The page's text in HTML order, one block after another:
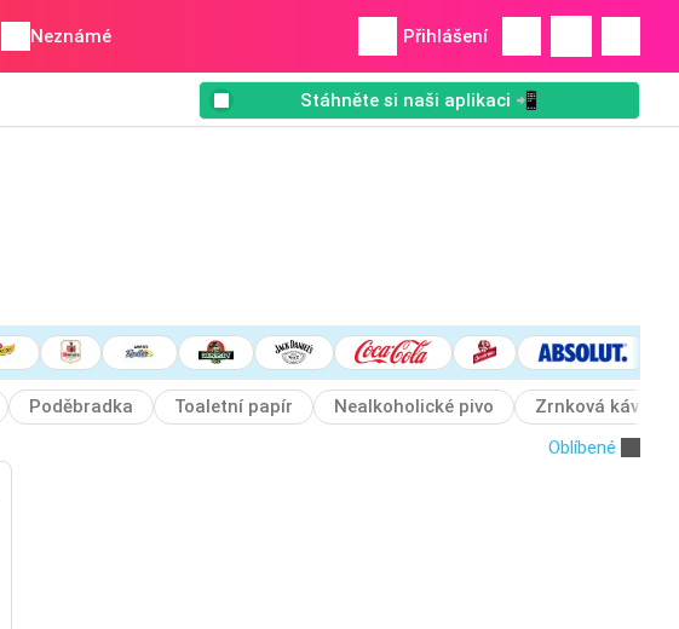
Neznámé Přihlášení
Stáhněte si naši aplikaci 📲
Poděbradka Toaletní papír Nealkoholické pivo
Zrnková káva
Oblíbené